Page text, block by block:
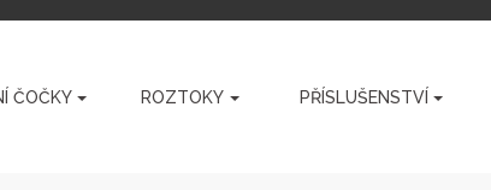
ČOČKY ROZTOKY PŘÍSLUŠENSTVÍ